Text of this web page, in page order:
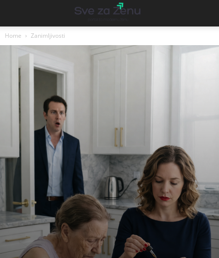
Home Zanimljivosti